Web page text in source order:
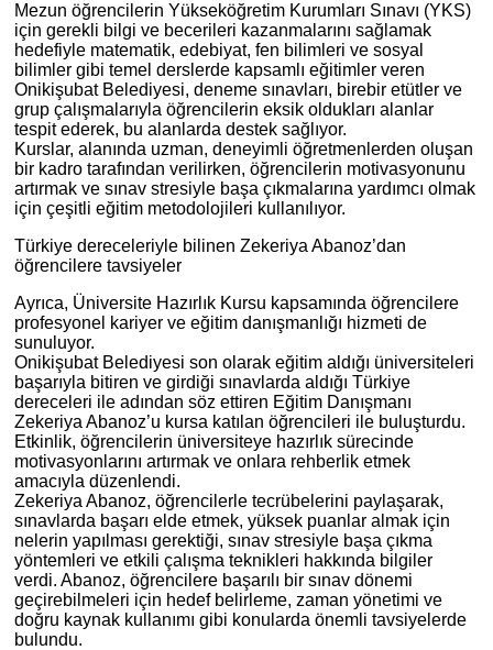
Mezun öğrencilerin Yükseköğretim Kurumları Sınavı (YKS)
için gerekli bilgi ve becerileri kazanmalarını sağlamak
hedefiyle matematik, edebiyat, fen bilimleri ve sosyal
bilimler gibi temel derslerde kapsamlı eğitimler veren
Onikişubat Belediyesi, deneme sınavları, birebir etütler ve
grup çalışmalarıyla öğrencilerin eksik oldukları alanlar
tespit ederek, bu alanlarda destek sağlıyor.
Kurslar, alanında uzman, deneyimli öğretmenlerden oluşan
bir kadro tarafından verilirken, öğrencilerin motivasyonunu
artırmak ve sınav stresiyle başa çıkmalarına yardımcı olmak
için çeşitli eğitim metodolojileri kullanılıyor.
Türkiye dereceleriyle bilinen Zekeriya Abanoz’dan
öğrencilere tavsiyeler
Ayrıca, Üniversite Hazırlık Kursu kapsamında öğrencilere
profesyonel kariyer ve eğitim danışmanlığı hizmeti de
sunuluyor.
Onikişubat Belediyesi son olarak eğitim aldığı üniversiteleri
başarıyla bitiren ve girdiği sınavlarda aldığı Türkiye
dereceleri ile adından söz ettiren Eğitim Danışmanı
Zekeriya Abanoz’u kursa katılan öğrencileri ile buluşturdu.
Etkinlik, öğrencilerin üniversiteye hazırlık sürecinde
motivasyonlarını artırmak ve onlara rehberlik etmek
amacıyla düzenlendi.
Zekeriya Abanoz, öğrencilerle tecrübelerini paylaşarak,
sınavlarda başarı elde etmek, yüksek puanlar almak için
nelerin yapılması gerektiği, sınav stresiyle başa çıkma
yöntemleri ve etkili çalışma teknikleri hakkında bilgiler
verdi. Abanoz, öğrencilere başarılı bir sınav dönemi
geçirebilmeleri için hedef belirleme, zaman yönetimi ve
doğru kaynak kullanımı gibi konularda önemli tavsiyelerde
bulundu.